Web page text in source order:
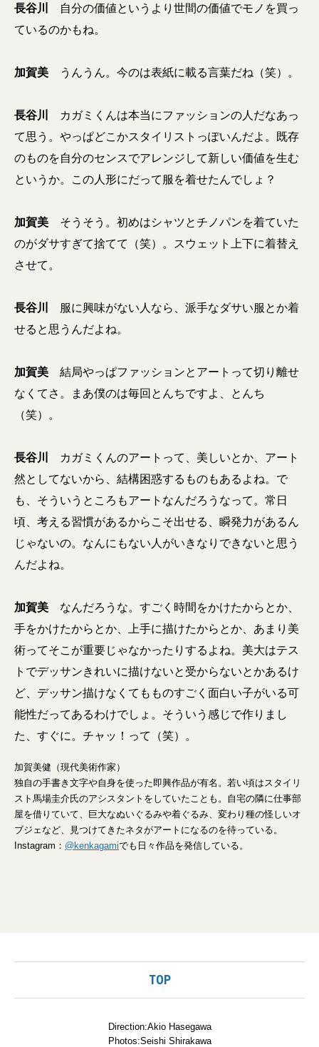
長谷川
自分の価値というより世間の価値でモノを買っ
ているのかもね。
加賀美 うんうん。今のは表紙に載る言葉だね（笑）。
長谷川
カガミくんは本当にファッションの人だなあっ
て思う。やっぱどこかスタイリストっぽいんだよ。既存
のものを自分のセンスでアレンジして新しい価値を生む
というか。この人形にだって服を着せたんでしょ？
加賀美 そうそう。初めはシャツとチノパンを着ていた
のがダサすぎて捨てて（笑）。スウェット上下に着替え
させて。
長谷川
服に興味がない人なら、派手なダサい服とか着
せると思うんだよね。
加賀美 結局やっぱファッションとアートって切り離せ
なくてさ。まあ僕のは毎回とんちですよ、とんち
（笑）。
長谷川
カガミくんのアートって、美しいとか、アート
然としてないから、結構困惑するものもあるよね。で
も、そういうところもアートなんだろうなって。常日
頃、考える習慣があるからこそ出せる、瞬発力があるん
じゃないの。なんにもない人がいきなりできないと思う
んだよね。
加賀美 なんだろうな。すごく時間をかけたからとか、
手をかけたからとか、上手に描けたからとか、あまり美
術ってそこが重要じゃなかったりするよね。美大はテス
トでデッサンきれいに描けないと受からないとかあるけ
ど、デッサン描けなくてもものすごく面白い子がいる可
能性だってあるわけでしょ。そういう感じで作りまし
た、すぐに。チャッ！って（笑）。
加賀美健（現代美術作家）
独自の手書き文字や自身を使った即興作品が有名。若い頃はスタイリ
スト馬場圭介氏のアシスタントをしていたことも。自宅の隣に仕事部
屋を借りていて、巨大なぬいぐるみや着ぐるみ、変わり種の怪しいオ
ブジェなど、見つけてきたネタがアートになるのを待っている。
Instagram： @kenkagamiでも日々作品を発信している。
TOP
Direction:Akio Hasegawa
Photos:Seishi Shirakawa